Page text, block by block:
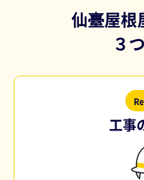
仙臺屋根
３
工事